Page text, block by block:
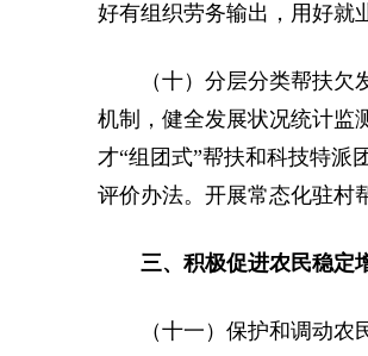
好有组织劳务输出，用好就
（十）分层分类帮扶
机制，健全发展状况统计监
才“组团式”帮扶和科技特派
评价办法。开展常态化驻村
三、积极促进农民稳定
（十一）保护和调动